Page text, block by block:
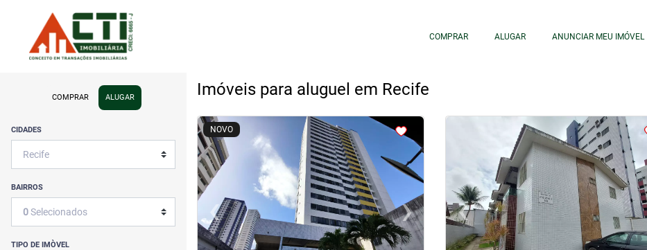
COMPRAR ALUGAR ANUNCIAR MEU IMÓVEL
COMPRAR ALUGAR
CIDADES
BAIRROS
0Selecionados
TIPO DE IMÒVEL
Imóveis para aluguel em Recife
NOVO
<<<<
‹Previous ›Next ‹Previous